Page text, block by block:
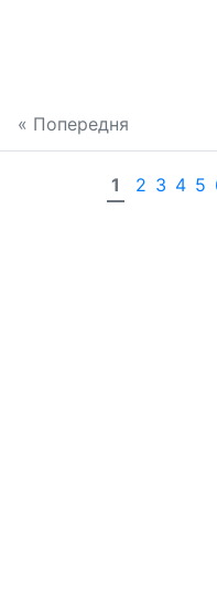
« Попередня
1 2 3 4 5